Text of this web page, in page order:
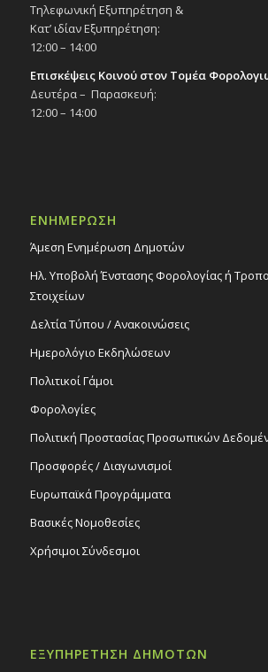
Τηλεφωνική Εξυπηρέτηση &
Κατ’ ιδίαν Εξυπηρέτηση:
12:00 – 14:00
Επισκέψεις Κοινού στον Τομέα
Δευτέρα – Παρασκευή:
12:00 – 14:00
ΕΝΗΜΕΡΩΣΗ
Άμεση Ενημέρωση Δημοτών
Ηλ. Υποβολή Ένστασης Φορολογίας ή
Στοιχείων
Δελτία Τύπου / Ανακοινώσεις
Ημερολόγιο Εκδηλώσεων
Πολιτικοί Γάμοι
Φορολογίες
Πολιτική Προστασίας Προσωπικών
Προσφορές / Διαγωνισμοί
Ευρωπαϊκά Προγράμματα
Βασικές Νομοθεσίες
Χρήσιμοι Σύνδεσμοι
ΕΞΥΠΗΡΕΤΗΣΗ ΔΗΜΟΤΩΝ